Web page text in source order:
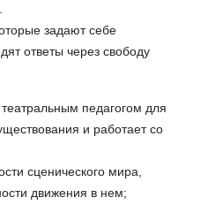
задают себе
ответы через свободу
педагогом для
и работает со
сценического мира,
движения в нем;